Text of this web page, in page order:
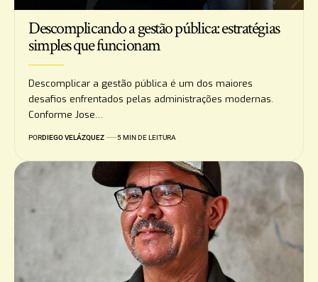
Descomplicando a gestão pública: estratégias
simples que funcionam
Descomplicar a gestão pública é um dos maiores
desafios enfrentados pelas administrações modernas.
Conforme Jose…
PORDIEGO VELÁZQUEZ 5 MIN DE LEITURA